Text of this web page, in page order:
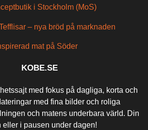
i Stockholm (MoS)
– nya bröd på marknaden
mat på Söder
KOBE.SE
med fokus på dagliga, korta och
med fina bilder och roliga
och matens underbara värld. Din
eller i pausen under dagen!